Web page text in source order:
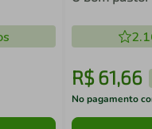
R$61,66
No pagamento